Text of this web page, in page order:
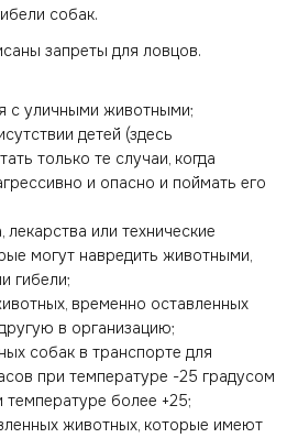
собак.
запреты для ловцов.
с уличными животными;
детей (здесь
только те случаи, когда
и опасно и поймать его
или технические
могут навредить животными,
гибели;
временно оставленных
в организацию;
собак в транспорте для
при температуре -25 градусом
температуре более +25;
животных, которые имеют